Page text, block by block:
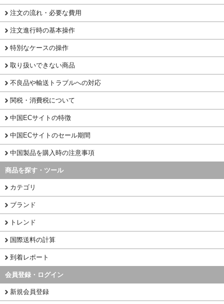
注文の流れ・必要な費用
注文進行時の基本操作
特別なケースの操作
取り扱いできない商品
不良品や輸送トラブルへの対応
関税・消費税について
中国ECサイトの特徴
中国ECサイトのセール期間
中国製品を購入時の注意事項
商品を探す・ツール
カテゴリ
ブランド
トレンド
国際送料の計算
到着レポート
会員登録・ログイン
新規会員登録